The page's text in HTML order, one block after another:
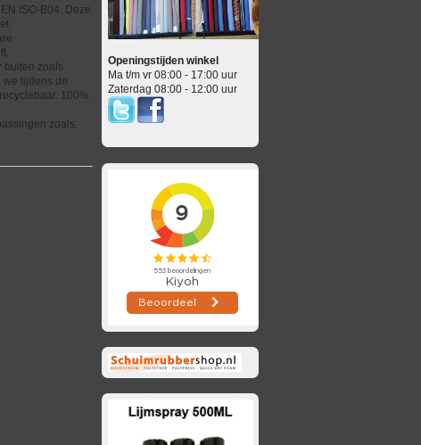
ISO-B04. Deze
buiten zoals
we tijdens de
100%
zoals;
Openingstijden winkel
Ma t/m vr 08:00 - 17:00 uur
Zaterdag 08:00 - 12:00 uur